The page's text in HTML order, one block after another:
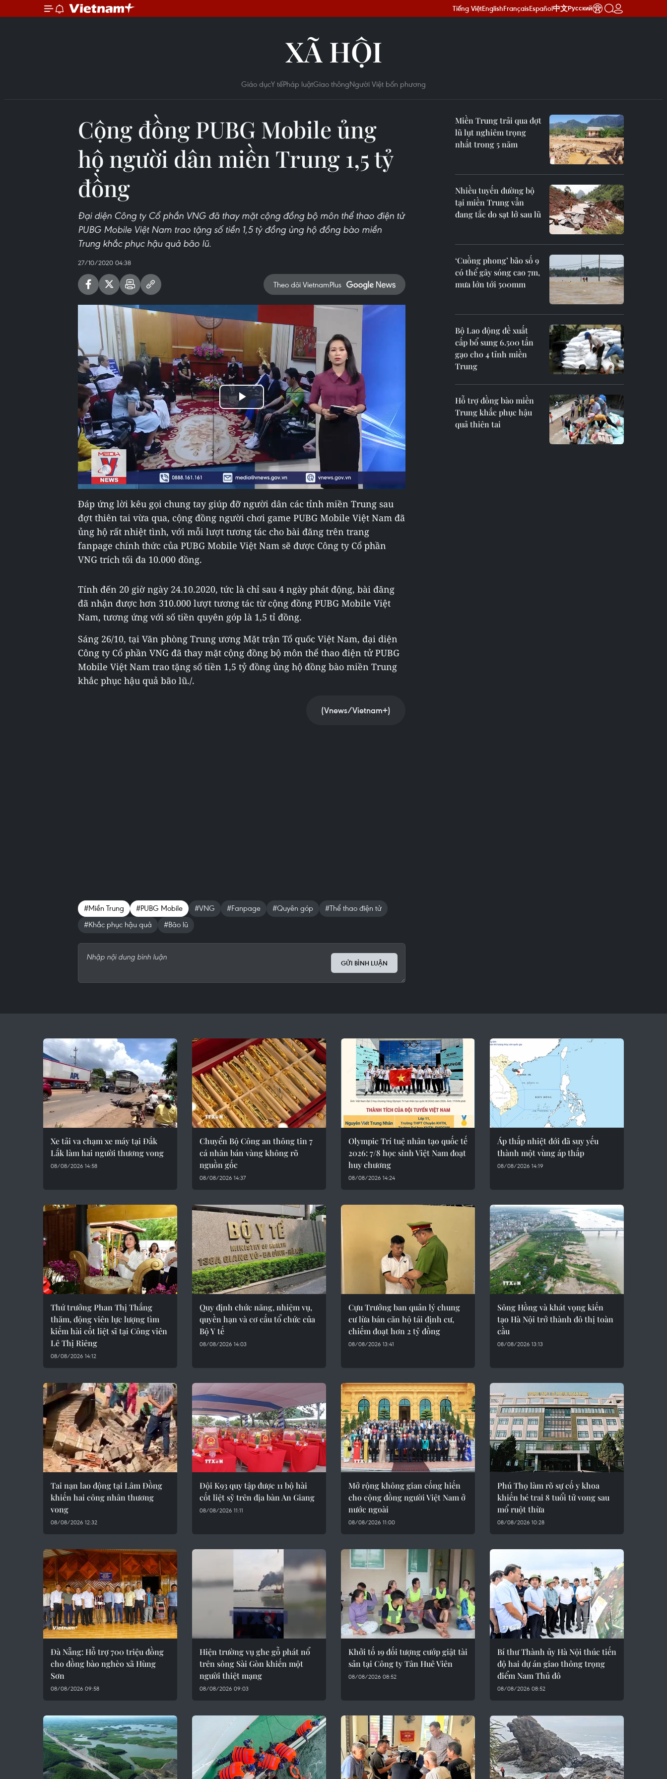
Tiếng ViệtEnglishFrançaisEspañol中文Русский
XÃ HỘI
Giáo dụcY tếPháp luậtGiao thôngNgười Việt bốn phương
Cộng đồng PUBG Mobile ủng
hộ người dân miền Trung 1,5 tỷ
đồng
Đại diện Công ty Cổ phần VNG đã thay mặt cộng đồng bộ môn thể thao điện tử
PUBG Mobile Việt Nam trao tặng số tiền 1,5 tỷ đồng ủng hộ đồng bào miền
Trung khắc phục hậu quả bão lũ.
27/10/2020 04:38
Theo dõi VietnamPlus
Play
Video
Đáp ứng lời kêu gọi chung tay giúp đỡ người dân các tỉnh miền Trung sau
đợt thiên tai vừa qua, cộng đồng người chơi game PUBG Mobile Việt Nam đã
ủng hộ rất nhiệt tình, với mỗi lượt tương tác cho bài đăng trên trang
fanpage chính thức của PUBG Mobile Việt Nam sẽ được Công ty Cổ phần
VNG trích tối đa 10.000 đồng.
Tính đến 20 giờ ngày 24.10.2020, tức là chỉ sau 4 ngày phát động, bài đăng
đã nhận được hơn 310.000 lượt tương tác từ cộng đồng PUBG Mobile Việt
Nam, tương ứng với số tiền quyên góp là 1,5 tỉ đồng.
Sáng 26/10, tại Văn phòng Trung ương Mặt trận Tổ quốc Việt Nam, đại diện
Công ty Cổ phần VNG đã thay mặt cộng đồng bộ môn thể thao điện tử PUBG
Mobile Việt Nam trao tặng số tiền 1,5 tỷ đồng ủng hộ đồng bào miền Trung
khắc phục hậu quả bão lũ./.
(Vnews/Vietnam+)
#Miền Trung #PUBG Mobile #VNG #Fanpage #Quyên góp
#Thể thao điện tử
#Khắc phục hậu quả
#Bão lũ
GỬI BÌNH LUẬN
Miền Trung trải qua đợt
lũ lụt nghiêm trọng
nhất trong 5 năm
Nhiều tuyến đường bộ
tại miền Trung vẫn
đang tắc do sạt lở sau lũ
‘Cuồng phong’ bão số 9
có thể gây sóng cao 7m,
mưa lớn tới 500mm
Bộ Lao động đề xuất
cấp bổ sung 6.500 tấn
gạo cho 4 tỉnh miền
Trung
Hỗ trợ đồng bào miền
Trung khắc phục hậu
quả thiên tai
Xe tải va chạm xe máy tại Đắk
Lắk làm hai người thương vong
08/08/2026 14:58
Chuyển Bộ Công an thông tin 7
cá nhân bán vàng không rõ
nguồn gốc
08/08/2026 14:37
Olympic Trí tuệ nhân tạo quốc tế
2026: 7/8 học sinh Việt Nam đoạt
huy chương
08/08/2026 14:24
Áp thấp nhiệt đới đã suy yếu
thành một vùng áp thấp
08/08/2026 14:19
Thứ trưởng Phan Thị Thắng
thăm, động viên lực lượng tìm
kiếm hài cốt liệt sĩ tại Công viên
Lê Thị Riêng
08/08/2026 14:12
Quy định chức năng, nhiệm vụ,
quyền hạn và cơ cấu tổ chức của
Bộ Y tế
08/08/2026 14:03
Cựu Trưởng ban quản lý chung
cư lừa bán căn hộ tái định cư,
chiếm đoạt hơn 2 tỷ đồng
08/08/2026 13:41
Sông Hồng và khát vọng kiến
tạo Hà Nội trở thành đô thị toàn
cầu
08/08/2026 13:13
Tai nạn lao động tại Lâm Đồng
khiến hai công nhân thương
vong
08/08/2026 12:32
Đội K93 quy tập được 11 bộ hài
cốt liệt sỹ trên địa bàn An Giang
08/08/2026 11:11
Mở rộng không gian cống hiến
cho cộng đồng người Việt Nam ở
nước ngoài
08/08/2026 11:00
Phú Thọ làm rõ sự cố y khoa
khiến bé trai 8 tuổi tử vong sau
mổ ruột thừa
08/08/2026 10:28
Đà Nẵng: Hỗ trợ 700 triệu đồng
cho đồng bào nghèo xã Hùng
Sơn
08/08/2026 09:58
Hiện trường vụ ghe gỗ phát nổ
trên sông Sài Gòn khiến một
người thiệt mạng
08/08/2026 09:03
Khởi tố 19 đối tượng cướp giật tài
sản tại Công ty Tân Huê Viên
08/08/2026 08:52
Bí thư Thành ủy Hà Nội thúc tiến
độ hai dự án giao thông trọng
điểm Nam Thủ đô
08/08/2026 08:52